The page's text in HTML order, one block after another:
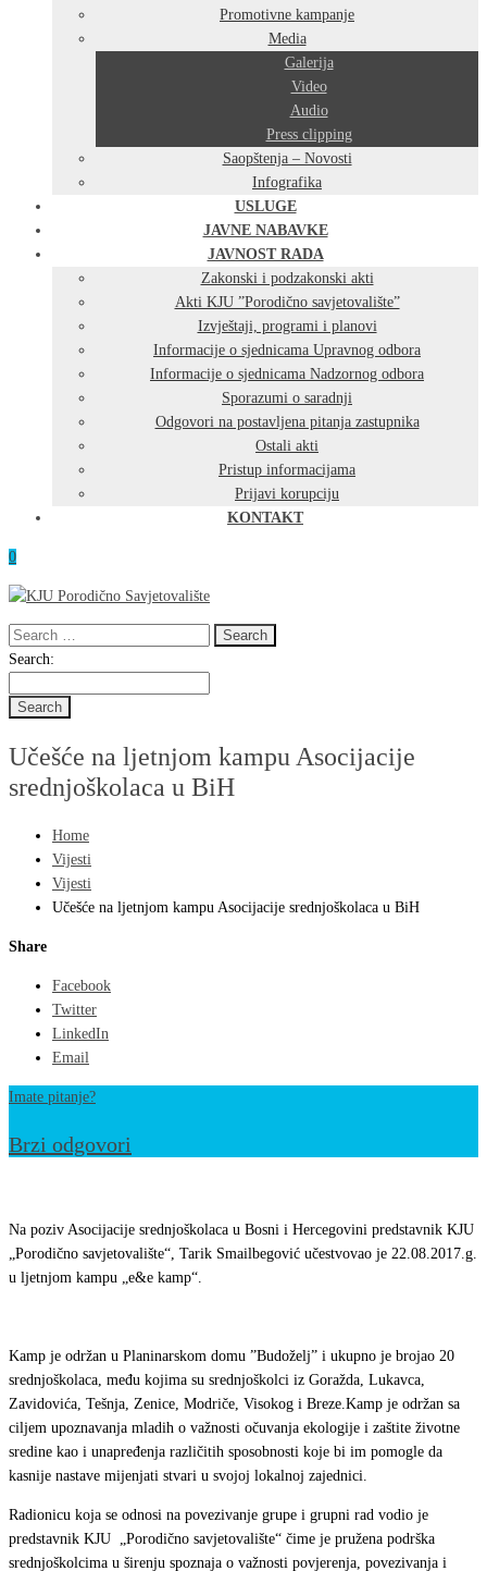
Promotivne kampanje
Media
Galerija
Video
Audio
Press clipping
Saopštenja – Novosti
Infografika
USLUGE
JAVNE NABAVKE
JAVNOST RADA
Zakonski i podzakonski akti
Akti KJU ”Porodično savjetovalište”
Izvještaji, programi i planovi
Informacije o sjednicama Upravnog odbora
Informacije o sjednicama Nadzornog odbora
Sporazumi o saradnji
Odgovori na postavljena pitanja zastupnika
Ostali akti
Pristup informacijama
Prijavi korupciju
KONTAKT
0
Search
for:
Search
Search:
Učešće na ljetnjom kampu Asocijacije
srednjoškolaca u BiH
Home
Vijesti
Vijesti
Učešće na ljetnjom kampu Asocijacije srednjoškolaca u BiH
Share
Facebook
Twitter
LinkedIn
Email
Imate pitanje?
Brzi odgovori
na
ljetnjom
kampu
srednjoškolaca
u
BiH
Na poziv Asocijacije srednjoškolaca u Bosni i Hercegovini predstavnik KJU
„Porodično savjetovalište“, Tarik Smailbegović učestvovao je 22.08.2017.g.
u ljetnjom kampu „e&e kamp“.
Kamp je održan u Planinarskom domu ”Budoželj” i ukupno je brojao 20
srednjoškolaca, među kojima su srednjoškolci iz Goražda, Lukavca,
Zavidovića, Tešnja, Zenice, Modriče, Visokog i Breze.Kamp je održan sa
ciljem upoznavanja mladih o važnosti očuvanja ekologije i zaštite životne
sredine kao i unapređenja različitih sposobnosti koje bi im pomogle da
kasnije nastave mijenjati stvari u svojoj lokalnoj zajednici.
Radionicu koja se odnosi na povezivanje grupe i grupni rad vodio je
predstavnik KJU „Porodično savjetovalište“ čime je pružena podrška
srednjoškolcima u širenju spoznaja o važnosti povjerenja, povezivanja i